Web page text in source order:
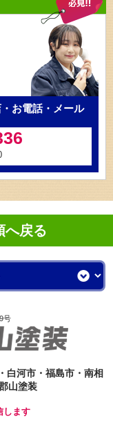
お電話・メール
へ戻る
号
白河市・福島市・南相
山塗装
します